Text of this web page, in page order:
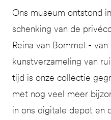
Ons museum ontstond
schenking van de
Reina van Bommel -
kunstverzameling van
tijd is onze collectie
met nog veel meer
in ons digitale depot en